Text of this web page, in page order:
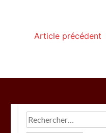
Article précédent